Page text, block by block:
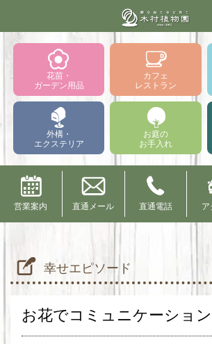
花苗・
ガーデン用品
カフェ
レストラン
外構・
エクステリア
お庭の
お手入れ
営業案内 直通メール 直通電話 ア
幸せエピソード
お花でコミュニケーション